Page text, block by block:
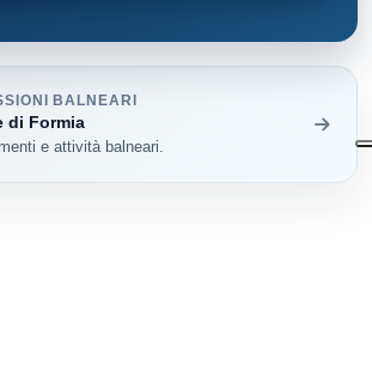
BALNEARI
di Formia
e attività balneari.